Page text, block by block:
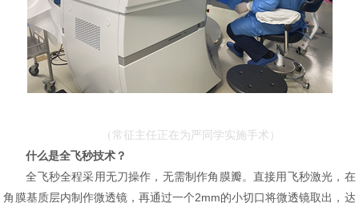
（常征主任正在为严同学实施手术）
什么是全飞秒技术？
全飞秒全程采用无刀操作，无需制作角膜瓣。直接用飞秒激光，在
角膜基质层内制作微透镜，再通过一个2mm的小切口将微透镜取出，达